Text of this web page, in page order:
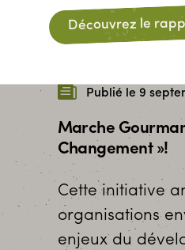
Publié le 9
Marche
Changement »!
Cette initiative
organisations
enjeux du
Découvrez le